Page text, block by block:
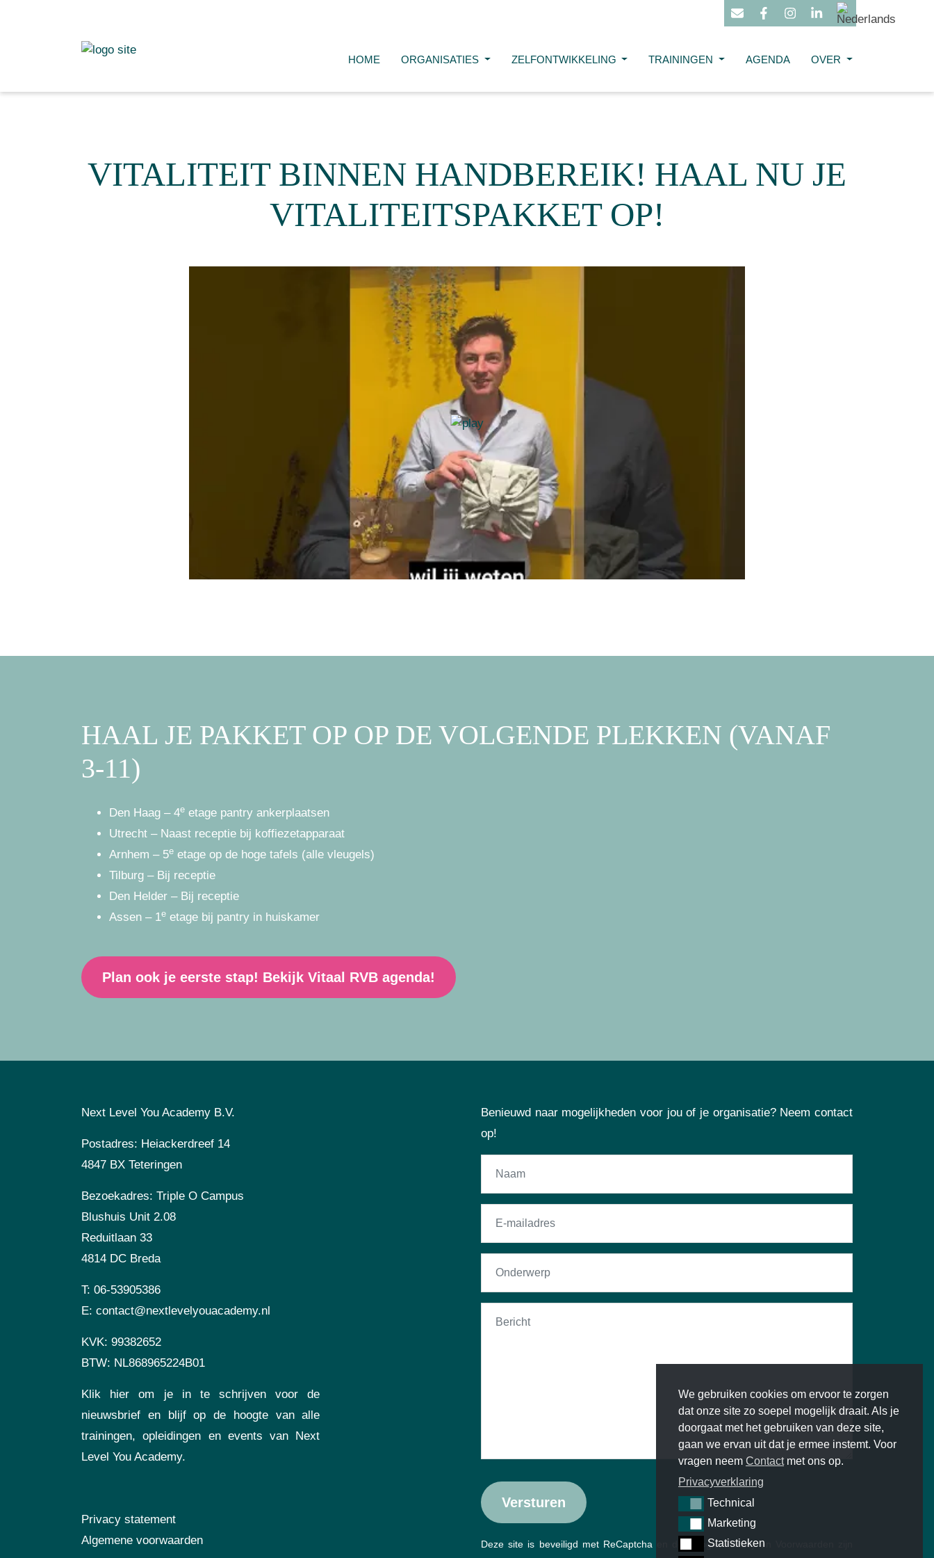
We gebruiken cookies om ervoor te zorgen
dat onze site zo soepel mogelijk draait. Als je
doorgaat met het gebruiken van deze site,
gaan we ervan uit dat je ermee instemt. Voor
vragen neem Contactmet ons op.
Privacyverklaring
TechnicalTechnical
MarketingMarketing
Statistieken
Statistieken
HOME ORGANISATIES ZELFONTWIKKELING TRAININGEN AGENDA OVER
VITALITEIT BINNEN HANDBEREIK! HAAL NU JE
VITALITEITSPAKKET OP!
HAAL JE PAKKET OP OP DE VOLGENDE PLEKKEN (VANAF
3-11)
Den Haag – 4e etage pantry ankerplaatsen
Utrecht – Naast receptie bij koffiezetapparaat
Arnhem – 5e etage op de hoge tafels (alle vleugels)
Tilburg – Bij receptie
Den Helder – Bij receptie
Assen – 1e etage bij pantry in huiskamer
Plan ook je eerste stap! Bekijk Vitaal RVB agenda!
Next Level You Academy B.V.
Postadres: Heiackerdreef 14
4847 BX Teteringen
Bezoekadres: Triple O Campus
Blushuis Unit 2.08
Reduitlaan 33
4814 DC Breda
T: 06-53905386
E: contact@nextlevelyouacademy.nl
KVK: 99382652
BTW: NL868965224B01
Klik hier om je in te schrijven voor de
nieuwsbrief en blijf op de hoogte van alle
trainingen, opleidingen en events van Next
Level You Academy.
Privacy statement
Algemene voorwaarden
Benieuwd naar mogelijkheden voor jou of je organisatie? Neem contact
op!
Deze site is beveiligd met ReCaptcha en de GooglePrivacyen